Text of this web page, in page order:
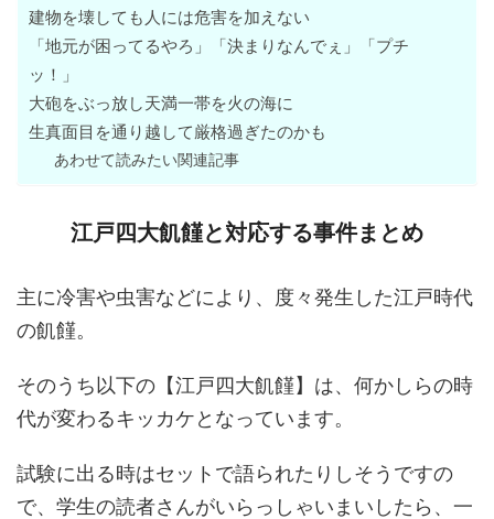
建物を壊しても人には危害を加えない
「地元が困ってるやろ」「決まりなんでぇ」「プチ
ッ！」
大砲をぶっ放し天満一帯を火の海に
生真面目を通り越して厳格過ぎたのかも
あわせて読みたい関連記事
江戸四大飢饉と対応する事件まとめ
主に冷害や虫害などにより、度々発生した江戸時代
の飢饉。
そのうち以下の【江戸四大飢饉】は、何かしらの時
代が変わるキッカケとなっています。
試験に出る時はセットで語られたりしそうですの
で、学生の読者さんがいらっしゃいまいしたら、一